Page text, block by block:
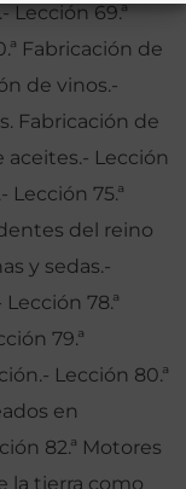
Lección 69.ª
Fabricación de
de vinos.-
Fabricación de
aceites.- Lección
Lección 75.ª
del reino
y sedas.-
78.ª
79.ª
Lección 80.ª
en
82.ª Motores
la tierra como